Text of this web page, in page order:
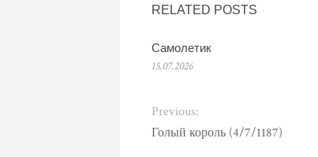
RELATED POSTS
Самолетик
15.07.2026
Previous:
Голый король (4/7/1187)